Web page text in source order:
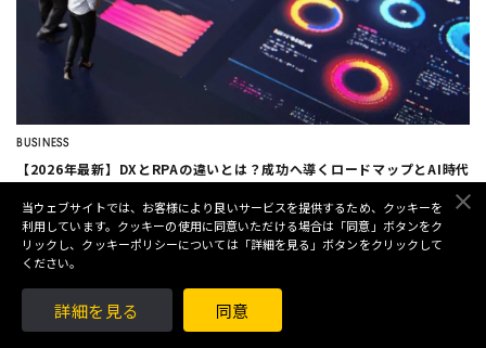
当ウェブサイトでは、お客様により良いサービスを提供するため、クッキーを
利用しています。クッキーの使用に同意いただける場合は「同意」ボタンをク
リックし、クッキーポリシーについては「詳細を見る」ボタンをクリックして
ください。
詳細を見る 同意
BUSINESS
【2026年最新】DXとRPAの違いとは？成功へ導くロードマップとAI時代
2026/7/28